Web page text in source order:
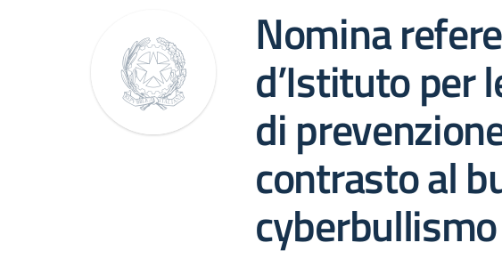
Nomina
d’Istituto per
di
contrasto al
cyberbullismo